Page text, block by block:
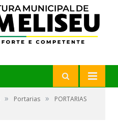
» Portarias »
PORTARIAS